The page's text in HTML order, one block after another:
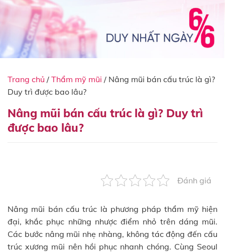
Trang chủ / Thẩm mỹ mũi / Nâng mũi bán cấu trúc là gì?
Duy trì được bao lâu?
Nâng mũi bán cấu trúc là gì? Duy trì
được bao lâu?
Đánh giá
Nâng mũi bán cấu trúc là phương pháp thẩm mỹ hiện
đại, khắc phục những nhược điểm nhỏ trên dáng mũi.
Các bước nâng mũi nhẹ nhàng, không tác động đến cấu
trúc xương mũi nên hồi phục nhanh chóng. Cùng Seoul